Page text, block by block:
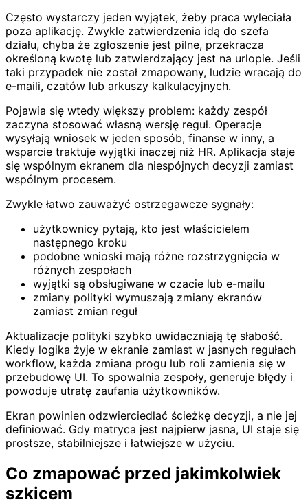
Często wystarczy jeden wyjątek, żeby praca wyleciała
poza aplikację. Zwykle zatwierdzenia idą do szefa
działu, chyba że zgłoszenie jest pilne, przekracza
określoną kwotę lub zatwierdzający jest na urlopie. Jeśli
taki przypadek nie został zmapowany, ludzie wracają do
e-maili, czatów lub arkuszy kalkulacyjnych.
Pojawia się wtedy większy problem: każdy zespół
zaczyna stosować własną wersję reguł. Operacje
wysyłają wniosek w jeden sposób, finanse w inny, a
wsparcie traktuje wyjątki inaczej niż HR. Aplikacja staje
się wspólnym ekranem dla niespójnych decyzji zamiast
wspólnym procesem.
Zwykle łatwo zauważyć ostrzegawcze sygnały:
użytkownicy pytają, kto jest właścicielem
następnego kroku
podobne wnioski mają różne rozstrzygnięcia w
różnych zespołach
wyjątki są obsługiwane w czacie lub e-mailu
zmiany polityki wymuszają zmiany ekranów
zamiast zmian reguł
Aktualizacje polityki szybko uwidaczniają tę słabość.
Kiedy logika żyje w ekranie zamiast w jasnych regułach
workflow, każda zmiana progu lub roli zamienia się w
przebudowę UI. To spowalnia zespoły, generuje błędy i
powoduje utratę zaufania użytkowników.
Ekran powinien odzwierciedlać ścieżkę decyzji, a nie jej
definiować. Gdy matryca jest najpierw jasna, UI staje się
prostsze, stabilniejsze i łatwiejsze w użyciu.
Co zmapować przed jakimkolwiek
szkicem